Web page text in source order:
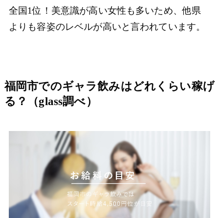
全国1位！美意識が高い女性も多いため、他県
よりも容姿のレベルが高いと言われています。
福岡市でのギャラ飲みはどれくらい稼げ
る？（glass調べ）